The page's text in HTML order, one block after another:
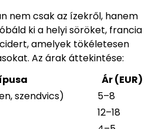
nem csak az ízekről, hanem
ki a helyi söröket, francia
amelyek tökéletesen
Az árak áttekintése:
Ár (EUR)
szendvics)
5–8
12–18